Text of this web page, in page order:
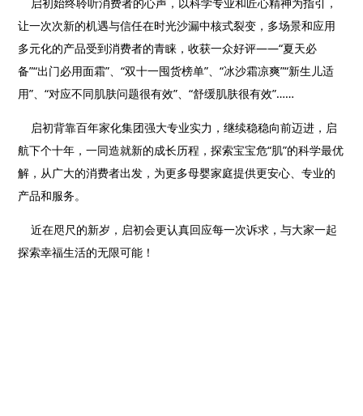
让一次次新的机遇与信任在时光沙漏中核式裂变，多场景和应用
多元化的产品受到消费者的青睐，收获一众好评——“夏天必
备”“出门必用面霜”、“双十一囤货榜单”、“冰沙霜凉爽”“新生儿适
用”、“对应不同肌肤问题很有效”、“舒缓肌肤很有效”……
启初背靠百年家化集团强大专业实力，继续稳稳向前迈进，启
航下个十年，一同造就新的成长历程，探索宝宝危“肌”的科学最优
解，从广大的消费者出发，为更多母婴家庭提供更安心、专业的
产品和服务。
近在咫尺的新岁，启初会更认真回应每一次诉求，与大家一起
探索幸福生活的无限可能！